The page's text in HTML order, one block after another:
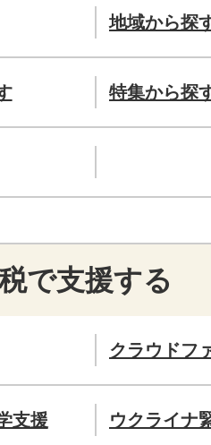
地域から探
特集から探
で支援する
クラウドフ
支援 ウクライナ